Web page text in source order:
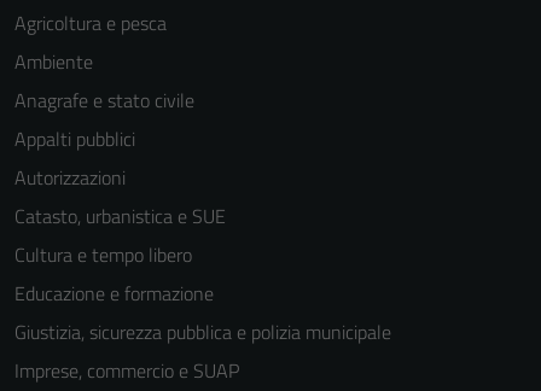
Agricoltura e pesca
Ambiente
Anagrafe e stato civile
Appalti pubblici
Autorizzazioni
Catasto, urbanistica e SUE
Cultura e tempo libero
Educazione e formazione
Giustizia, sicurezza pubblica e polizia municipale
Imprese, commercio e SUAP